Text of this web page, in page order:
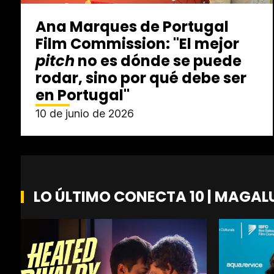
Ana Marques de Portugal
Film Commission: "El mejor
pitchno es dónde se puede
rodar, sino por qué debe ser
en Portugal"
10 de junio de 2026
LO ÚLTIMO CONECTA 10 |